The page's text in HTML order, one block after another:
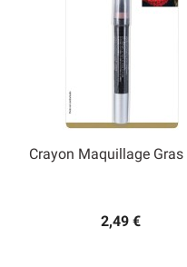
Crayon Maquillage Gras
2,49 €